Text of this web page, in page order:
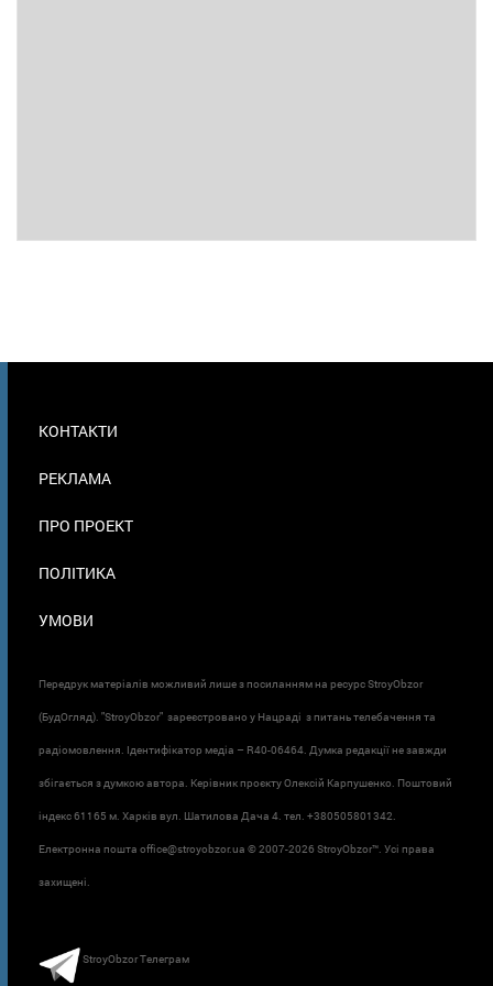
В
КОНТАКТИ
РЕКЛАМА
ПРО ПРОЕКТ
ПОЛІТИКА
УМОВИ
Передрук матеріалів можливий лише з посиланням на ресурс StroyObzor
(БудОгляд). "StroyObzor" зареєстровано у Нацраді з питань телебачення та
радіомовлення. Ідентифікатор медіа – R40-06464. Думка редакції не завжди
збігається з думкою автора. Керівник проєкту Олексій Карпушенко. Поштовий
індекс 61165 м. Харків вул. Шатилова Дача 4. тел. +380505801342.
Електронна пошта office@stroyobzor.ua © 2007-2026 StroyObzor™. Усі права
захищені.
StroyObzor Телеграм